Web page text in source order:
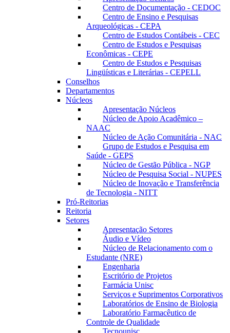
Centro de Documentação - CEDOC
Centro de Ensino e Pesquisas
Arqueológicas - CEPA
Centro de Estudos Contábeis - CEC
Centro de Estudos e Pesquisas
Econômicas - CEPE
Centro de Estudos e Pesquisas
Lingüísticas e Literárias - CEPELL
Conselhos
Departamentos
Núcleos
Apresentação Núcleos
Núcleo de Apoio Acadêmico –
NAAC
Núcleo de Ação Comunitária - NAC
Grupo de Estudos e Pesquisa em
Saúde - GEPS
Núcleo de Gestão Pública - NGP
Núcleo de Pesquisa Social - NUPES
Núcleo de Inovação e Transferência
de Tecnologia - NITT
Pró-Reitorias
Reitoria
Setores
Apresentação Setores
Áudio e Vídeo
Núcleo de Relacionamento com o
Estudante (NRE)
Engenharia
Escritório de Projetos
Farmácia Unisc
Serviços e Suprimentos Corporativos
Laboratórios de Ensino de Biologia
Laboratório Farmacêutico de
Controle de Qualidade